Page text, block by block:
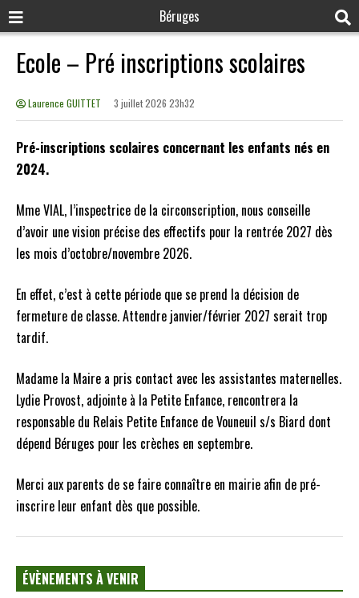
Béruges
Ecole – Pré inscriptions scolaires
Laurence GUITTET 3 juillet 2026 23h32
Pré-inscriptions scolaires concernant les enfants nés en
2024.
Mme VIAL, l’inspectrice de la circonscription, nous conseille
d’avoir une vision précise des effectifs pour la rentrée 2027 dès
les mois d’octobre/novembre 2026.
En effet, c’est à cette période que se prend la décision de
fermeture de classe. Attendre janvier/février 2027 serait trop
tardif.
Madame la Maire a pris contact avec les assistantes maternelles.
Lydie Provost, adjointe à la Petite Enfance, rencontrera la
responsable du Relais Petite Enfance de Vouneuil s/s Biard dont
dépend Béruges pour les crèches en septembre.
Merci aux parents de se faire connaître en mairie afin de pré-
inscrire leur enfant dès que possible.
ÉVÈNEMENTS À VENIR